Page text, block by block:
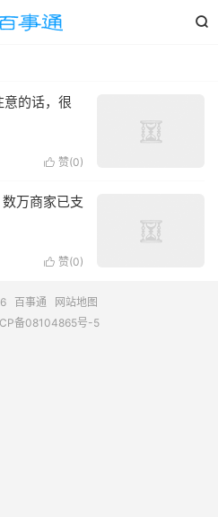

的话，很
 赞(0)
万商家已支
 赞(0)
百事通
网站地图
备08104865号-5